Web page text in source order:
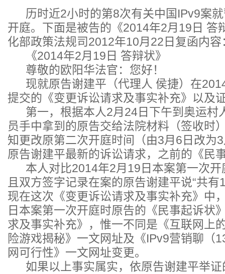
历时近2小时的第8次有关中国IPv9案就
开庭。下面是被告的《2014年2月19日 答
化部政策法规司2012年10月22日复函内容
《2014年2月19日 答辩状》
尊敬的欧阳华法官：您好！
现就原告谢建平（代理人 侯捷）在
提交的《变更诉讼请求及事实补充》以及
第一，根据本人2月24日下午到奥运村
员手中拿到的原告交给法院材料（签收时
知更改原第二次开庭时间（由3月6日改为
原告谢建平最新的诉讼请求，之前的《民
本人对比2014年2月19日本案第一次开
且双方签字记录在案的原告谢建平说“共有
现在这次《变更诉讼请求及事实补充》中
日本案第一次开庭时原告的《民事起诉状
求及事实补充》，惟一不同是《互联网上
险游戏揭秘》一文网址及《IPv9营销聊（
网可行性》一文网址变更。
如果以上事实属实，依原告谢建平举证